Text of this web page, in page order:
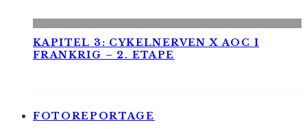
KAPITEL 3: CYKELNERVEN X AOC I
FRANKRIG – 2. ETAPE
FOTOREPORTAGE